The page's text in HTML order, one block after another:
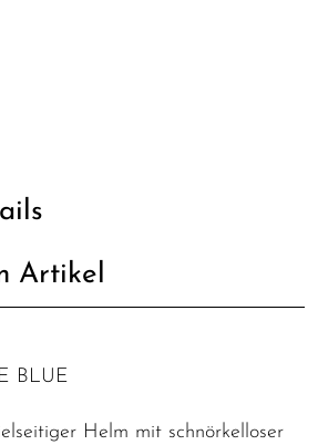
Artikel
BLUE
Helm mit schnörkelloser